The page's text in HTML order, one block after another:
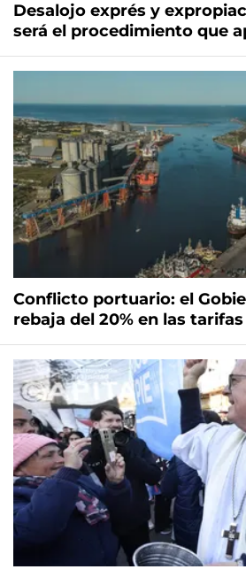
Desalojo exprés y
será el procedimiento que
Conflicto portuario: el
rebaja del 20% en las